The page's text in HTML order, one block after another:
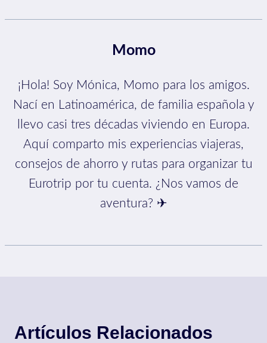
Momo
¡Hola! Soy Mónica, Momo para los amigos.
Nací en Latinoamérica, de familia española y
llevo casi tres décadas viviendo en Europa.
Aquí comparto mis experiencias viajeras,
consejos de ahorro y rutas para organizar tu
Eurotrip por tu cuenta. ¿Nos vamos de
aventura? ✈
Artículos Relacionados